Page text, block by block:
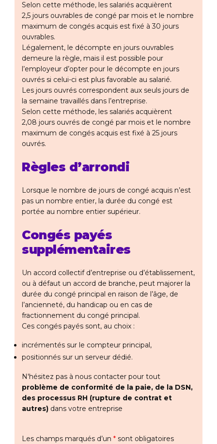
Selon cette méthode, les salariés acquièrent
2,5 jours ouvrables de congé par mois et le nombre
maximum de congés acquis est fixé à 30 jours
ouvrables.
Légalement, le décompte en jours ouvrables
demeure la règle, mais il est possible pour
l’employeur d’opter pour le décompte en jours
ouvrés si celui-ci est plus favorable au salarié.
Les jours ouvrés correspondent aux seuls jours de
la semaine travaillés dans l’entreprise.
Selon cette méthode, les salariés acquièrent
2,08 jours ouvrés de congé par mois et le nombre
maximum de congés acquis est fixé à 25 jours
ouvrés.
Règles d’arrondi
Lorsque le nombre de jours de congé acquis n’est
pas un nombre entier, la durée du congé est
portée au nombre entier supérieur.
Congés payés
supplémentaires
Un accord collectif d’entreprise ou d’établissement,
ou à défaut un accord de branche, peut majorer la
durée du congé principal en raison de l’âge, de
l’ancienneté, du handicap ou en cas de
fractionnement du congé principal.
Ces congés payés sont, au choix :
incrémentés sur le compteur principal,
positionnés sur un serveur dédié.
N'hésitez pas à nous contacter pour tout
problème de conformité de la paie, de la DSN,
des processus RH (rupture de contrat et
autres) dans votre entreprise
Les champs marqués d’un * sont obligatoires